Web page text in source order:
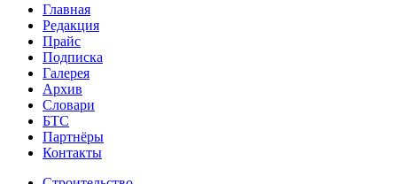
Главная
Редакция
Прайс
Подписка
Галерея
Архив
Словари
БТС
Партнёры
Контакты